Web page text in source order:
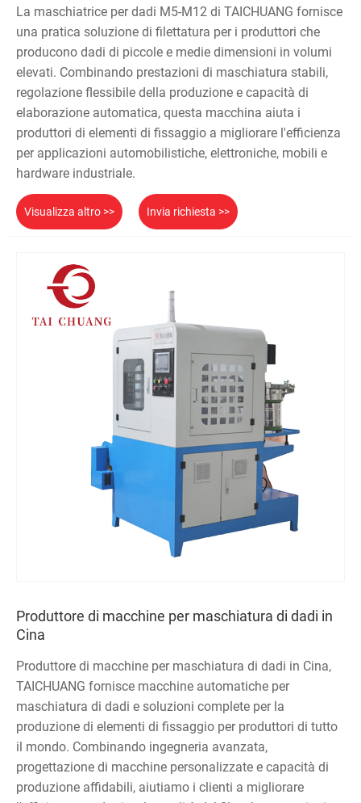
La maschiatrice per dadi M5-M12 di TAICHUANG fornisce
una pratica soluzione di filettatura per i produttori che
producono dadi di piccole e medie dimensioni in volumi
elevati. Combinando prestazioni di maschiatura stabili,
regolazione flessibile della produzione e capacità di
elaborazione automatica, questa macchina aiuta i
produttori di elementi di fissaggio a migliorare l'efficienza
per applicazioni automobilistiche, elettroniche, mobili e
hardware industriale.
Visualizza altro >> Invia richiesta >>
Produttore di macchine per maschiatura di dadi in
Cina
Produttore di macchine per maschiatura di dadi in Cina,
TAICHUANG fornisce macchine automatiche per
maschiatura di dadi e soluzioni complete per la
produzione di elementi di fissaggio per produttori di tutto
il mondo. Combinando ingegneria avanzata,
progettazione di macchine personalizzate e capacità di
produzione affidabili, aiutiamo i clienti a migliorare